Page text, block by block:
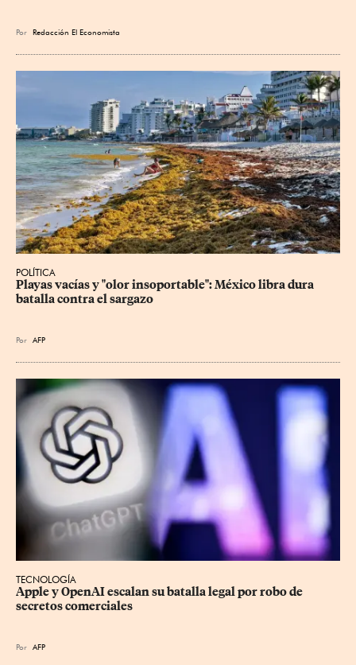
Por Redacción El Economista
POLÍTICA
Playas vacías y "olor insoportable": México libra dura
batalla contra el sargazo
Por AFP
TECNOLOGÍA
Apple y OpenAI escalan su batalla legal por robo de
secretos comerciales
Por AFP